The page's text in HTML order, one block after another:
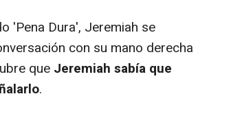
'Pena Dura', Jeremiah se
con su mano derecha
que Jeremiah sabía que
.